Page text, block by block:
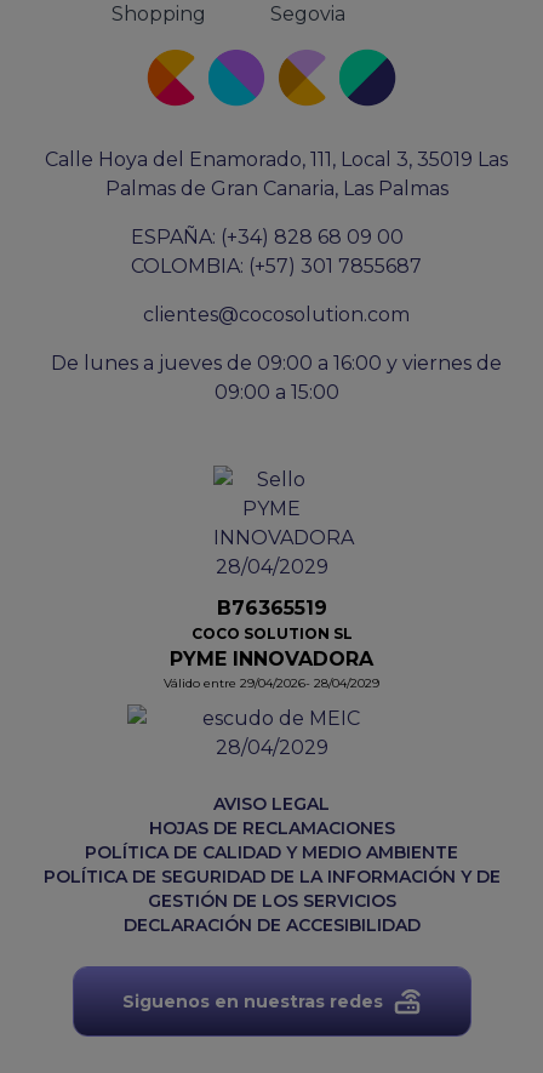
Shopping
Segovia
Calle Hoya del Enamorado, 111, Local 3, 35019 Las
Palmas de Gran Canaria, Las Palmas
ESPAÑA: (+34) 828 68 09 00
COLOMBIA: (+57) 301 7855687
clientes@cocosolution.com
De lunes a jueves de 09:00 a 16:00 y viernes de
09:00 a 15:00
B76365519
COCO SOLUTION SL
PYME INNOVADORA
Válido entre 29/04/2026- 28/04/2029
AVISO LEGAL
HOJAS DE RECLAMACIONES
POLÍTICA DE CALIDAD Y MEDIO AMBIENTE
POLÍTICA DE SEGURIDAD DE LA INFORMACIÓN Y DE
GESTIÓN DE LOS SERVICIOS
DECLARACIÓN DE ACCESIBILIDAD
Siguenos en nuestras redes